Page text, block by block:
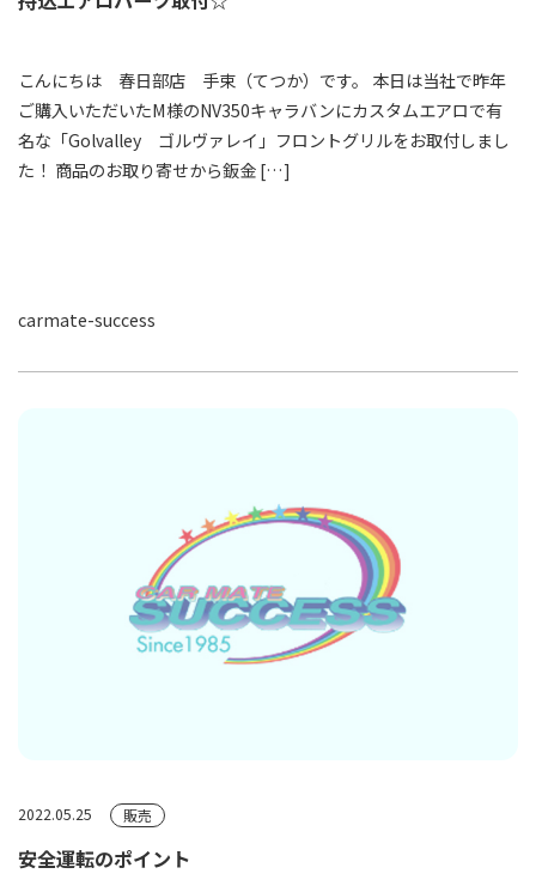
こんにちは 春日部店 手束（てつか）です。 本日は当社で昨年
ご購入いただいたM様のNV350キャラバンにカスタムエアロで有
名な「Golvalley ゴルヴァレイ」フロントグリルをお取付しまし
た！ 商品のお取り寄せから鈑金 […]
carmate-success
2022.05.25 販売
安全運転のポイント